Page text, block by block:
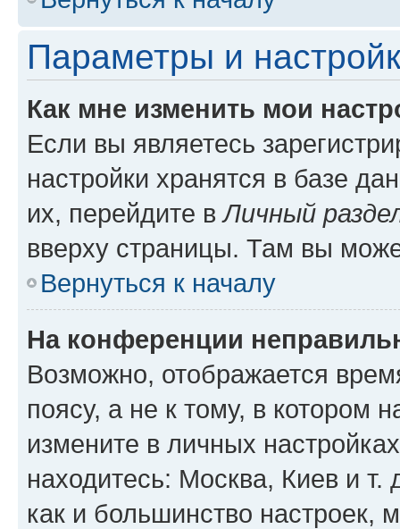
Параметры и
Как мне изменить мои
Если вы являетесь
настройки хранятся в базе
их, перейдите вЛичный
вверху страницы. Там вы
Вернуться к началу
На конференции
Возможно, отображается
поясу, а не к тому, в котором
измените в личных
находитесь: Москва, Киев и т.
как и большинство настроек,